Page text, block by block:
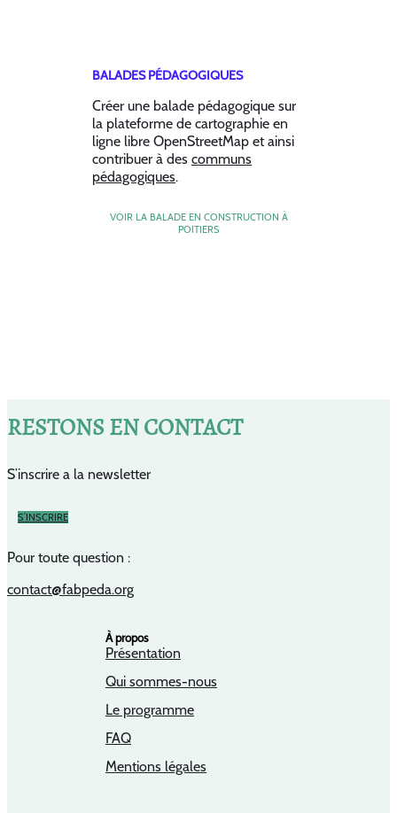
BALADES PÉDAGOGIQUES
Créer une balade pédagogique sur
la plateforme de cartographie en
ligne libre OpenStreetMap et ainsi
contribuer à des communs
pédagogiques.
VOIR LA BALADE EN CONSTRUCTION À
POITIERS
RESTONS EN CONTACT
S’inscrire a la newsletter
S’INSCRIRE
Pour toute question :
contact@fabpeda.org
À propos
Présentation
Qui sommes-nous
Le programme
FAQ
Mentions légales